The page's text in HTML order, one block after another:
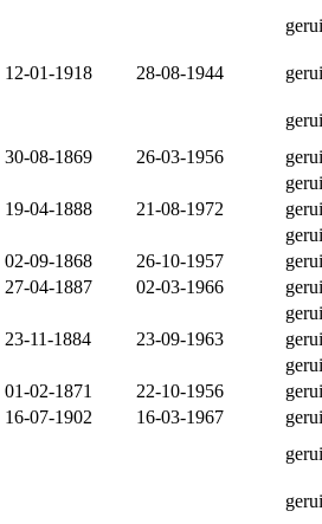
12-01-1918 28-08-1944
30-08-1869 26-03-1956
19-04-1888 21-08-1972
02-09-1868 26-10-1957
27-04-1887 02-03-1966
23-11-1884 23-09-1963
01-02-1871 22-10-1956
16-07-1902 16-03-1967